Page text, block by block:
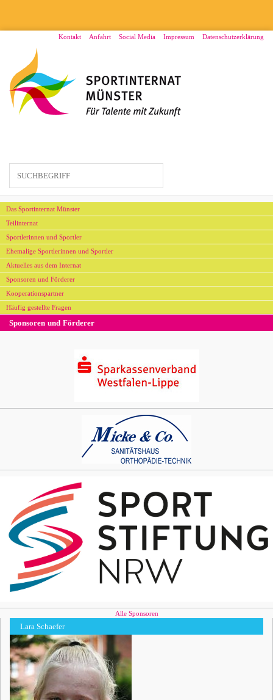
Menü2
Kontakt Anfahrt Social Media Impressum Datenschutzerklärung
Hauptmenü
Das Sportinternat Münster
Teilinternat
Sportlerinnen und Sportler
Ehemalige Sportlerinnen und Sportler
Aktuelles aus dem Internat
Sponsoren und Förderer
Kooperationspartner
Häufig gestellte Fragen
Sponsoren und Förderer
Alle Sponsoren
Lara Schaefer